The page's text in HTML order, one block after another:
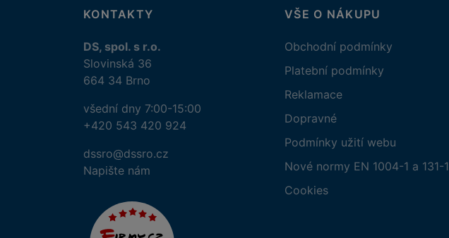
KONTAKTY
DS, spol. s r.o.
Slovinská 36
664 34 Brno
všední dny 7:00-15:00
+420 543 420 924
dssro@dssro.cz
Napište nám
VŠE O NÁKUPU
Obchodní podmínky
Platební podmínky
Reklamace
Dopravné
Podmínky užití webu
Nové normy EN 1004-1 a 131-1
Cookies